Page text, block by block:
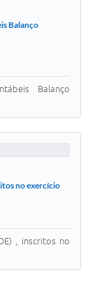
Balanço
Balanço
no exercício
, inscritos no